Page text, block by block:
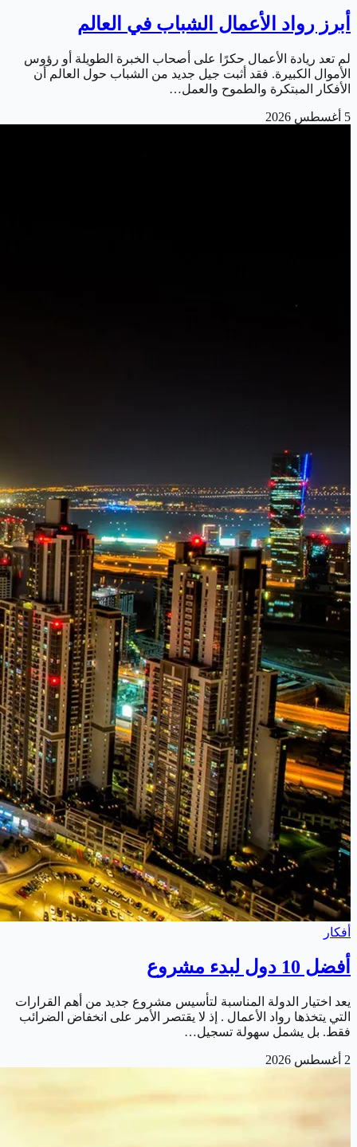
أبرز رواد الأعمال الشباب في العالم
لم تعد ريادة الأعمال حكرًا على أصحاب الخبرة الطويلة أو رؤوس
الأموال الكبيرة. فقد أثبت جيل جديد من الشباب حول العالم أن
الأفكار المبتكرة والطموح والعمل…
5 أغسطس 2026
أفكار
أفضل 10 دول لبدء مشروع
يعد اختيار الدولة المناسبة لتأسيس مشروع جديد من أهم القرارات
التي يتخذها رواد الأعمال . إذ لا يقتصر الأمر على انخفاض الضرائب
فقط. بل يشمل سهولة تسجيل…
2 أغسطس 2026